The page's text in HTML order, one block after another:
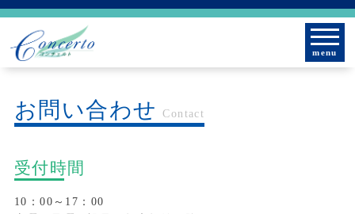
menu
お問い合わせ Contact
受付時間
10：00～17：00